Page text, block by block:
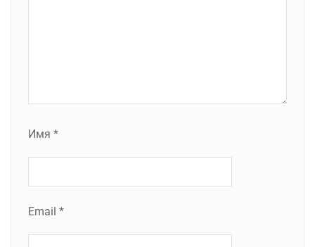
Имя *
Email *